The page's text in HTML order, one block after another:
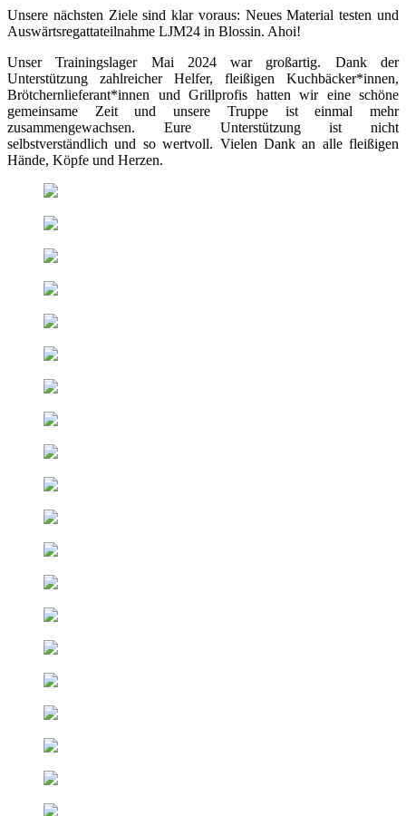
Unsere nächsten Ziele sind klar voraus: Neues Material testen und
Auswärtsregattateilnahme LJM24 in Blossin. Ahoi!
Unser Trainingslager Mai 2024 war großartig. Dank der
Unterstützung zahlreicher Helfer, fleißigen Kuchbäcker*innen,
Brötchernlieferant*innen und Grillprofis hatten wir eine schöne
gemeinsame Zeit und unsere Truppe ist einmal mehr
zusammengewachsen. Eure Unterstützung ist nicht
selbstverständlich und so wertvoll. Vielen Dank an alle fleißigen
Hände, Köpfe und Herzen.